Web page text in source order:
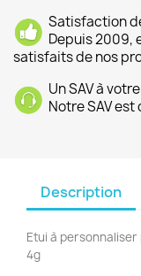
Satisfaction
Depuis 2009,
satisfaits de nos
Un SAV à
Notre SAV est
Description
Etui à
4g